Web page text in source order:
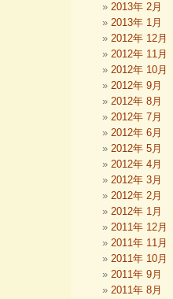
2013年 2月
2013年 1月
2012年 12月
2012年 11月
2012年 10月
2012年 9月
2012年 8月
2012年 7月
2012年 6月
2012年 5月
2012年 4月
2012年 3月
2012年 2月
2012年 1月
2011年 12月
2011年 11月
2011年 10月
2011年 9月
2011年 8月